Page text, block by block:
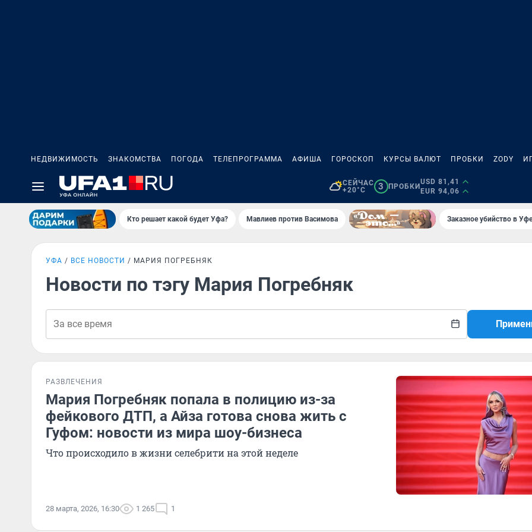
НЕДВИЖИМОСТЬ ЗНАКОМСТВА ПОГОДА ТЕЛЕПРОГРАММА АФИША ГОРОСКОП КУРСЫ ВАЛЮТ ПРОБКИ ZODY
СЕЙЧАС
+20°C
3 ПРОБКИ
USD 81,41
EUR 94,06
Кто решает какой будет Уфа? Мавлиев против Васимова Заказное убийство в
УФА ВСЕ НОВОСТИ МАРИЯ ПОГРЕБНЯК
Новости по тэгу Мария Погребняк
РАЗВЛЕЧЕНИЯ
Мария Погребняк попала в полицию из-за
фейкового ДТП, а Айза готова снова жить с
Гуфом: новости из мира шоу-бизнеса
Что происходило в жизни селебрити на этой неделе
28 марта, 2026, 16:30 1 265 1